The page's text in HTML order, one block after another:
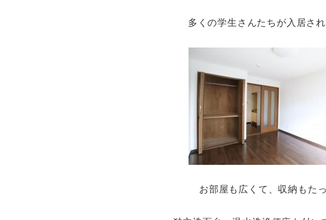
多くの学生さんたちが入居され
お部屋も広くて、収納もたっ